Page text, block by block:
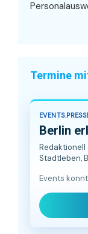
Termine
Berlin
Redaktionell
Stadtleben,
Events